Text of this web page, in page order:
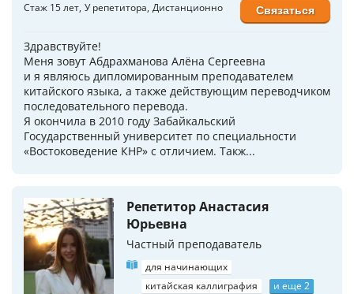
Стаж 15 лет У репетитора Дистанционно
Здравствуйте!
Меня зовут Абдрахманова Алёна Сергеевна
и я являюсь дипломированным преподавателем
китайского языка, а также действующим переводчиком
последовательного перевода.
Я окончила в 2010 году Забайкальский
Государственный университет по специальности
«Востоковедение КНР» с отличием. Такж...
Связаться
Репетитор Анастасия
Юрьевна
Частный преподаватель
для начинающих
китайская каллиграфия
и еще 2